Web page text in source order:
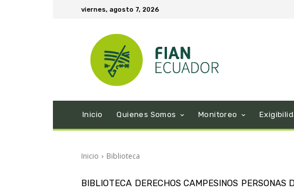
viernes, agosto 7, 2026
Inicio Quienes Somos Monitoreo
Inicio Biblioteca
BIBLIOTECA DERECHOS CAMPESINOS PERSONAS